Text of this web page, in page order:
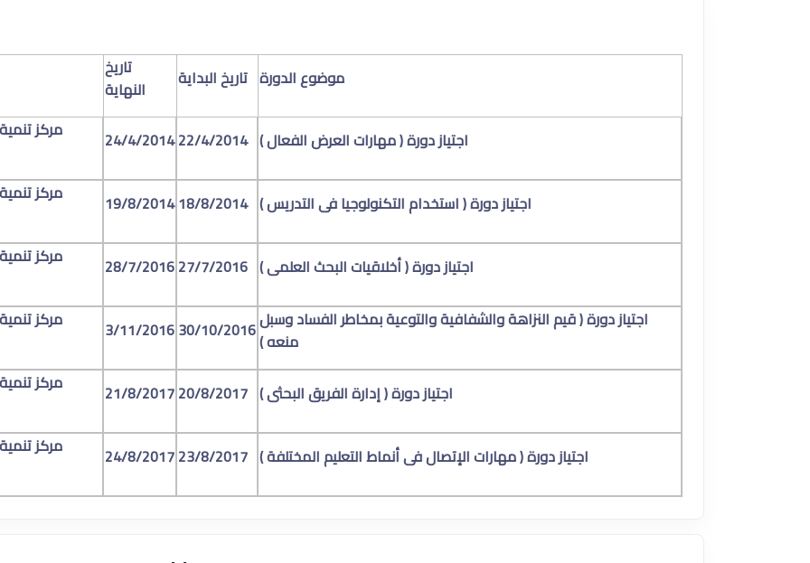
موضوع الدورة تاريخ البداية
تاريخ
النهاية
اجتياز دورة ( مهارات العرض الفعال ) 22/4/2014
24/4/2014 مركز
اجتياز دورة ( استخدام التكنولوجيا فى التدريس ) 18/8/2014
19/8/2014 مركز
اجتياز دورة ( أخلاقيات البحث العلمى ) 27/7/2016
28/7/2016 مركز
اجتياز دورة ( قيم النزاهة والشفافية والتوعية بمخاطر الفساد وسبل
منعه )30/10/2016
3/11/2016 مركز
اجتياز دورة ( إدارة الفريق البحثى ) 20/8/2017
21/8/2017 مركز
اجتياز دورة ( مهارات الإتصال فى أنماط التعليم المختلفة ) 23/8/2017
24/8/2017 مركز